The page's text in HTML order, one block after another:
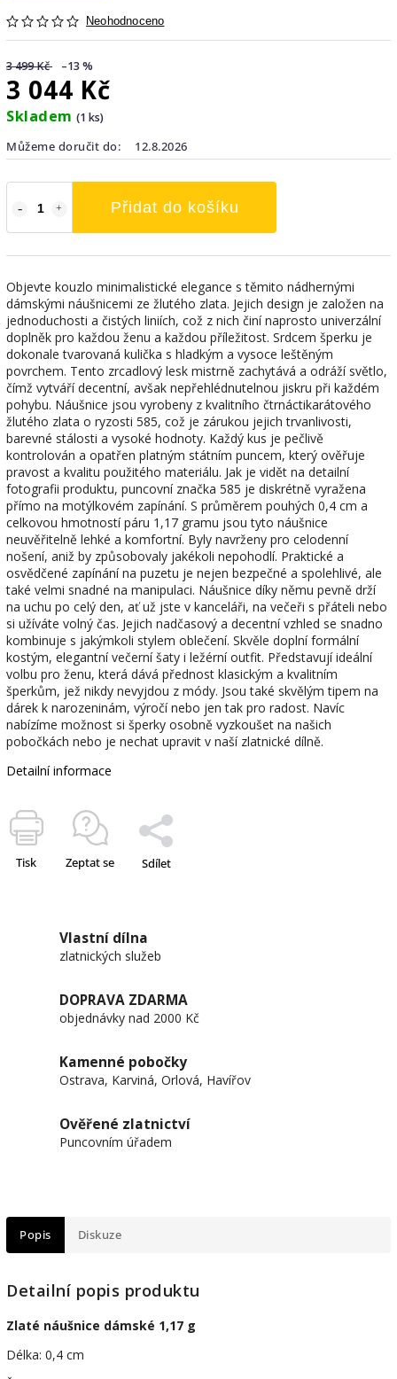
Neohodnoceno
3 499 Kč –13 %
3 044 Kč
Skladem (1 ks)
Můžeme doručit do:
12.8.2026
Přidat do košíku
Objevte kouzlo minimalistické elegance s těmito nádhernými
dámskými náušnicemi ze žlutého zlata. Jejich design je založen na
jednoduchosti a čistých liniích, což z nich činí naprosto univerzální
doplněk pro každou ženu a každou příležitost. Srdcem šperku je
dokonale tvarovaná kulička s hladkým a vysoce leštěným
povrchem. Tento zrcadlový lesk mistrně zachytává a odráží světlo,
čímž vytváří decentní, avšak nepřehlédnutelnou jiskru při každém
pohybu. Náušnice jsou vyrobeny z kvalitního čtrnáctikarátového
žlutého zlata o ryzosti 585, což je zárukou jejich trvanlivosti,
barevné stálosti a vysoké hodnoty. Každý kus je pečlivě
kontrolován a opatřen platným státním puncem, který ověřuje
pravost a kvalitu použitého materiálu. Jak je vidět na detailní
fotografii produktu, puncovní značka 585 je diskrétně vyražena
přímo na motýlkovém zapínání. S průměrem pouhých 0,4 cm a
celkovou hmotností páru 1,17 gramu jsou tyto náušnice
neuvěřitelně lehké a komfortní. Byly navrženy pro celodenní
nošení, aniž by způsobovaly jakékoli nepohodlí. Praktické a
osvědčené zapínání na puzetu je nejen bezpečné a spolehlivé, ale
také velmi snadné na manipulaci. Náušnice díky němu pevně drží
na uchu po celý den, ať už jste v kanceláři, na večeři s přáteli nebo
si užíváte volný čas. Jejich nadčasový a decentní vzhled se snadno
kombinuje s jakýmkoli stylem oblečení. Skvěle doplní formální
kostým, elegantní večerní šaty i ležérní outfit. Představují ideální
volbu pro ženu, která dává přednost klasickým a kvalitním
šperkům, jež nikdy nevyjdou z módy. Jsou také skvělým tipem na
dárek k narozeninám, výročí nebo jen tak pro radost. Navíc
nabízíme možnost si šperky osobně vyzkoušet na našich
pobočkách nebo je nechat upravit v naší zlatnické dílně.
Detailní informace
Tisk Zeptat se Sdílet
Vlastní dílna
zlatnických služeb
DOPRAVA ZDARMA
objednávky nad 2000 Kč
Kamenné pobočky
Ostrava, Karviná, Orlová, Havířov
Ověřené zlatnictví
Puncovním úřadem
Popis Diskuze
Detailní popis produktu
Zlaté náušnice dámské 1,17 g
Délka: 0,4 cm